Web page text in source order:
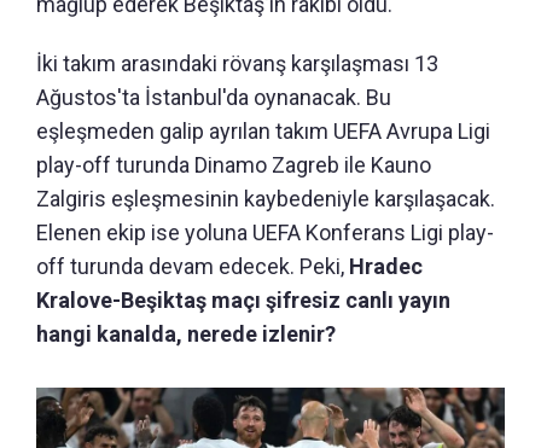
İki takım arasındaki rövanş karşılaşması 13
Ağustos'ta İstanbul'da oynanacak. Bu
eşleşmeden galip ayrılan takım UEFA Avrupa Ligi
play-off turunda Dinamo Zagreb ile Kauno
Zalgiris eşleşmesinin kaybedeniyle karşılaşacak.
Elenen ekip ise yoluna UEFA Konferans Ligi play-
off turunda devam edecek. Peki, Hradec
Kralove-Beşiktaş maçı şifresiz canlı yayın
hangi kanalda, nerede izlenir?